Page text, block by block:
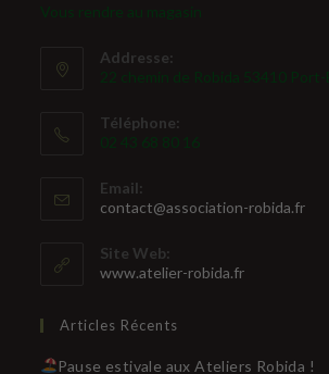
Vous rendre au magasin
Addresse:
22 chemin de Robida 53410
Téléphone:
02 43 68 80 16
Email:
contact@association-robida.fr
Site Web:
www.atelier-robida.fr
Articles Récents
Pause estivale aux Ateliers Robida !